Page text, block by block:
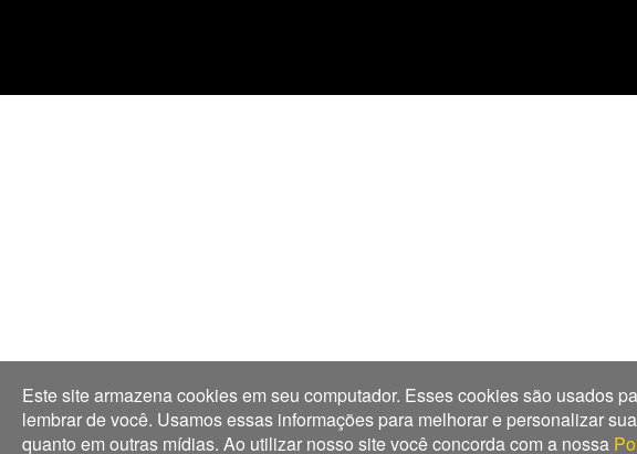
Este site armazena cookies em seu computador. Esses cookies são usados
lembrar de você. Usamos essas informações para melhorar e personalizar
quanto em outras mídias. Ao utilizar nosso site você concorda com a nossa